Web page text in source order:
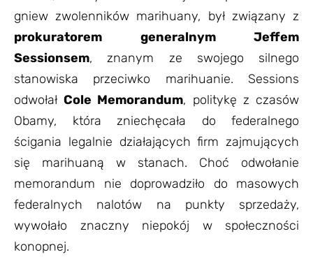
gniew zwolenników marihuany, był związany z
prokuratorem generalnym Jeffem
Sessionsem, znanym ze swojego silnego
stanowiska przeciwko marihuanie. Sessions
odwołałCole Memorandum, politykę z czasów
Obamy, która zniechęcała do federalnego
ścigania legalnie działających firm zajmujących
się marihuaną w stanach. Choć odwołanie
memorandum nie doprowadziło do masowych
federalnych nalotów na punkty sprzedaży,
wywołało znaczny niepokój w społeczności
konopnej.